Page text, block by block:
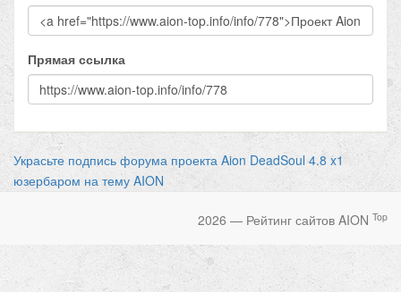
Прямая ссылка
Украсьте подпись форума проекта Aion DeadSoul 4.8 x1
юзербаром на тему AION
2026 — Рейтинг сайтов AION Top